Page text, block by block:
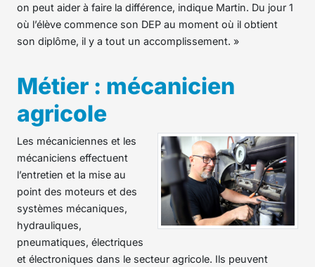
on peut aider à faire la différence, indique Martin. Du jour 1
où l’élève commence son DEP au moment où il obtient
son diplôme, il y a tout un accomplissement. »
Métier : mécanicien
agricole
Les mécaniciennes et les
mécaniciens effectuent
l’entretien et la mise au
point des moteurs et des
systèmes mécaniques,
hydrauliques,
pneumatiques, électriques
et électroniques dans le secteur agricole. Ils peuvent